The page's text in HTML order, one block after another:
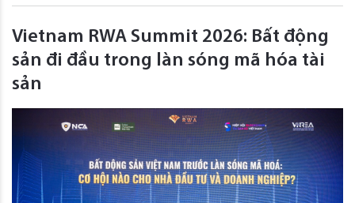
Vietnam RWA Summit 2026: Bất động
sản đi đầu trong làn sóng mã hóa tài
sản